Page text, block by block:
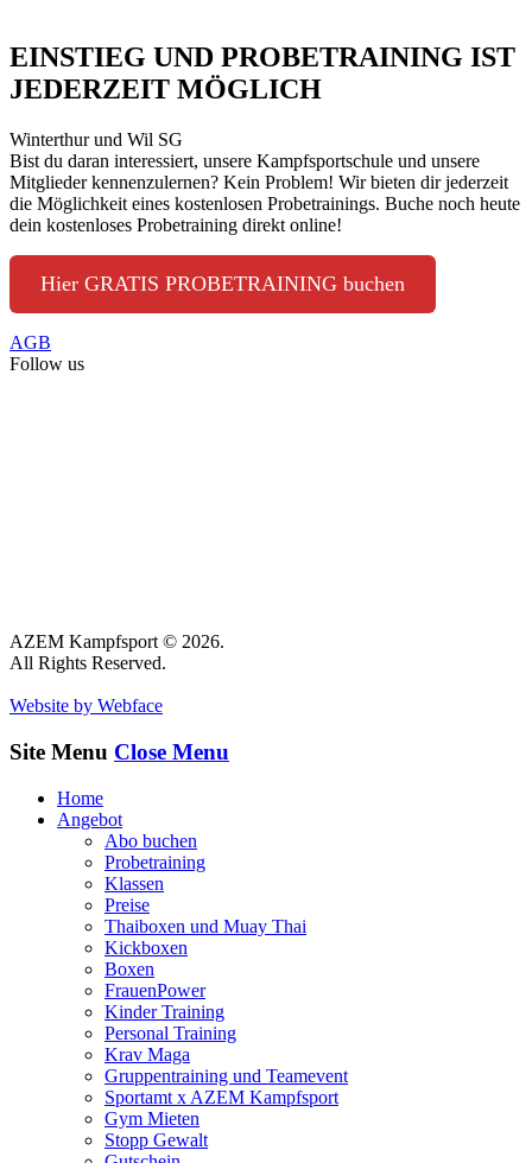
EINSTIEG UND PROBETRAINING IST
JEDERZEIT MÖGLICH
Winterthur und Wil SG
Bist du daran interessiert, unsere Kampfsportschule und unsere
Mitglieder kennenzulernen? Kein Problem! Wir bieten dir jederzeit
die Möglichkeit eines kostenlosen Probetrainings. Buche noch heute
dein kostenloses Probetraining direkt online!
Hier GRATIS PROBETRAINING buchen
AGB
Follow us
AZEM Kampfsport © 2026.
All Rights Reserved.
Website by Webface
Site Menu Close Menu
Home
Angebot
Abo buchen
Probetraining
Klassen
Preise
Thaiboxen und Muay Thai
Kickboxen
Boxen
FrauenPower
Kinder Training
Personal Training
Krav Maga
Gruppentraining und Teamevent
Sportamt x AZEM Kampfsport
Gym Mieten
Stopp Gewalt